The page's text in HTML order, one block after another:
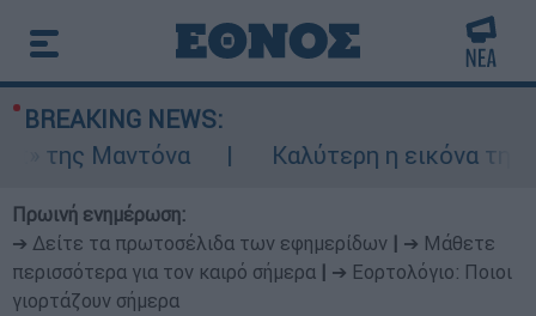
BREAKING NEWS:
Μαντόνα
Καλύτερη η εικόνα της
Πρωινή ενημέρωση:
➔ Δείτε τα πρωτοσέλιδα των εφημερίδων
➔ Μάθετε
περισσότερα για τον καιρό σήμερα
➔ Εορτολόγιο: Ποιοι
γιορτάζουν σήμερα